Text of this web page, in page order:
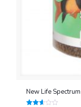
New Life